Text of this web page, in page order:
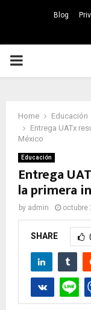
Blog
PRIMARY
Home
Educación
Entrega UATx
México
Educación
Entrega
la primera
by admin octubre
SHARE